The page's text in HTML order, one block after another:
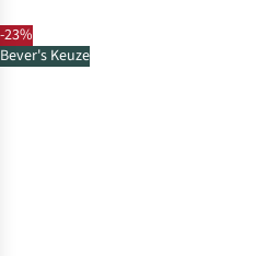
-23%
Bever's Keuze